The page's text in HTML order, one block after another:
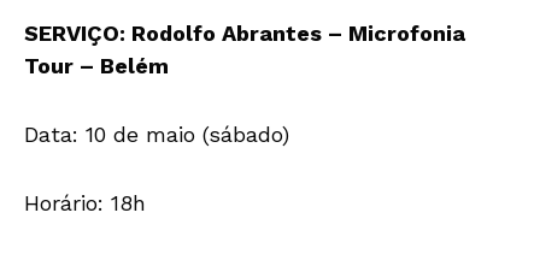
SERVIÇO: Rodolfo Abrantes – Microfonia
Tour – Belém
Data: 10 de maio (sábado)
Horário: 18h